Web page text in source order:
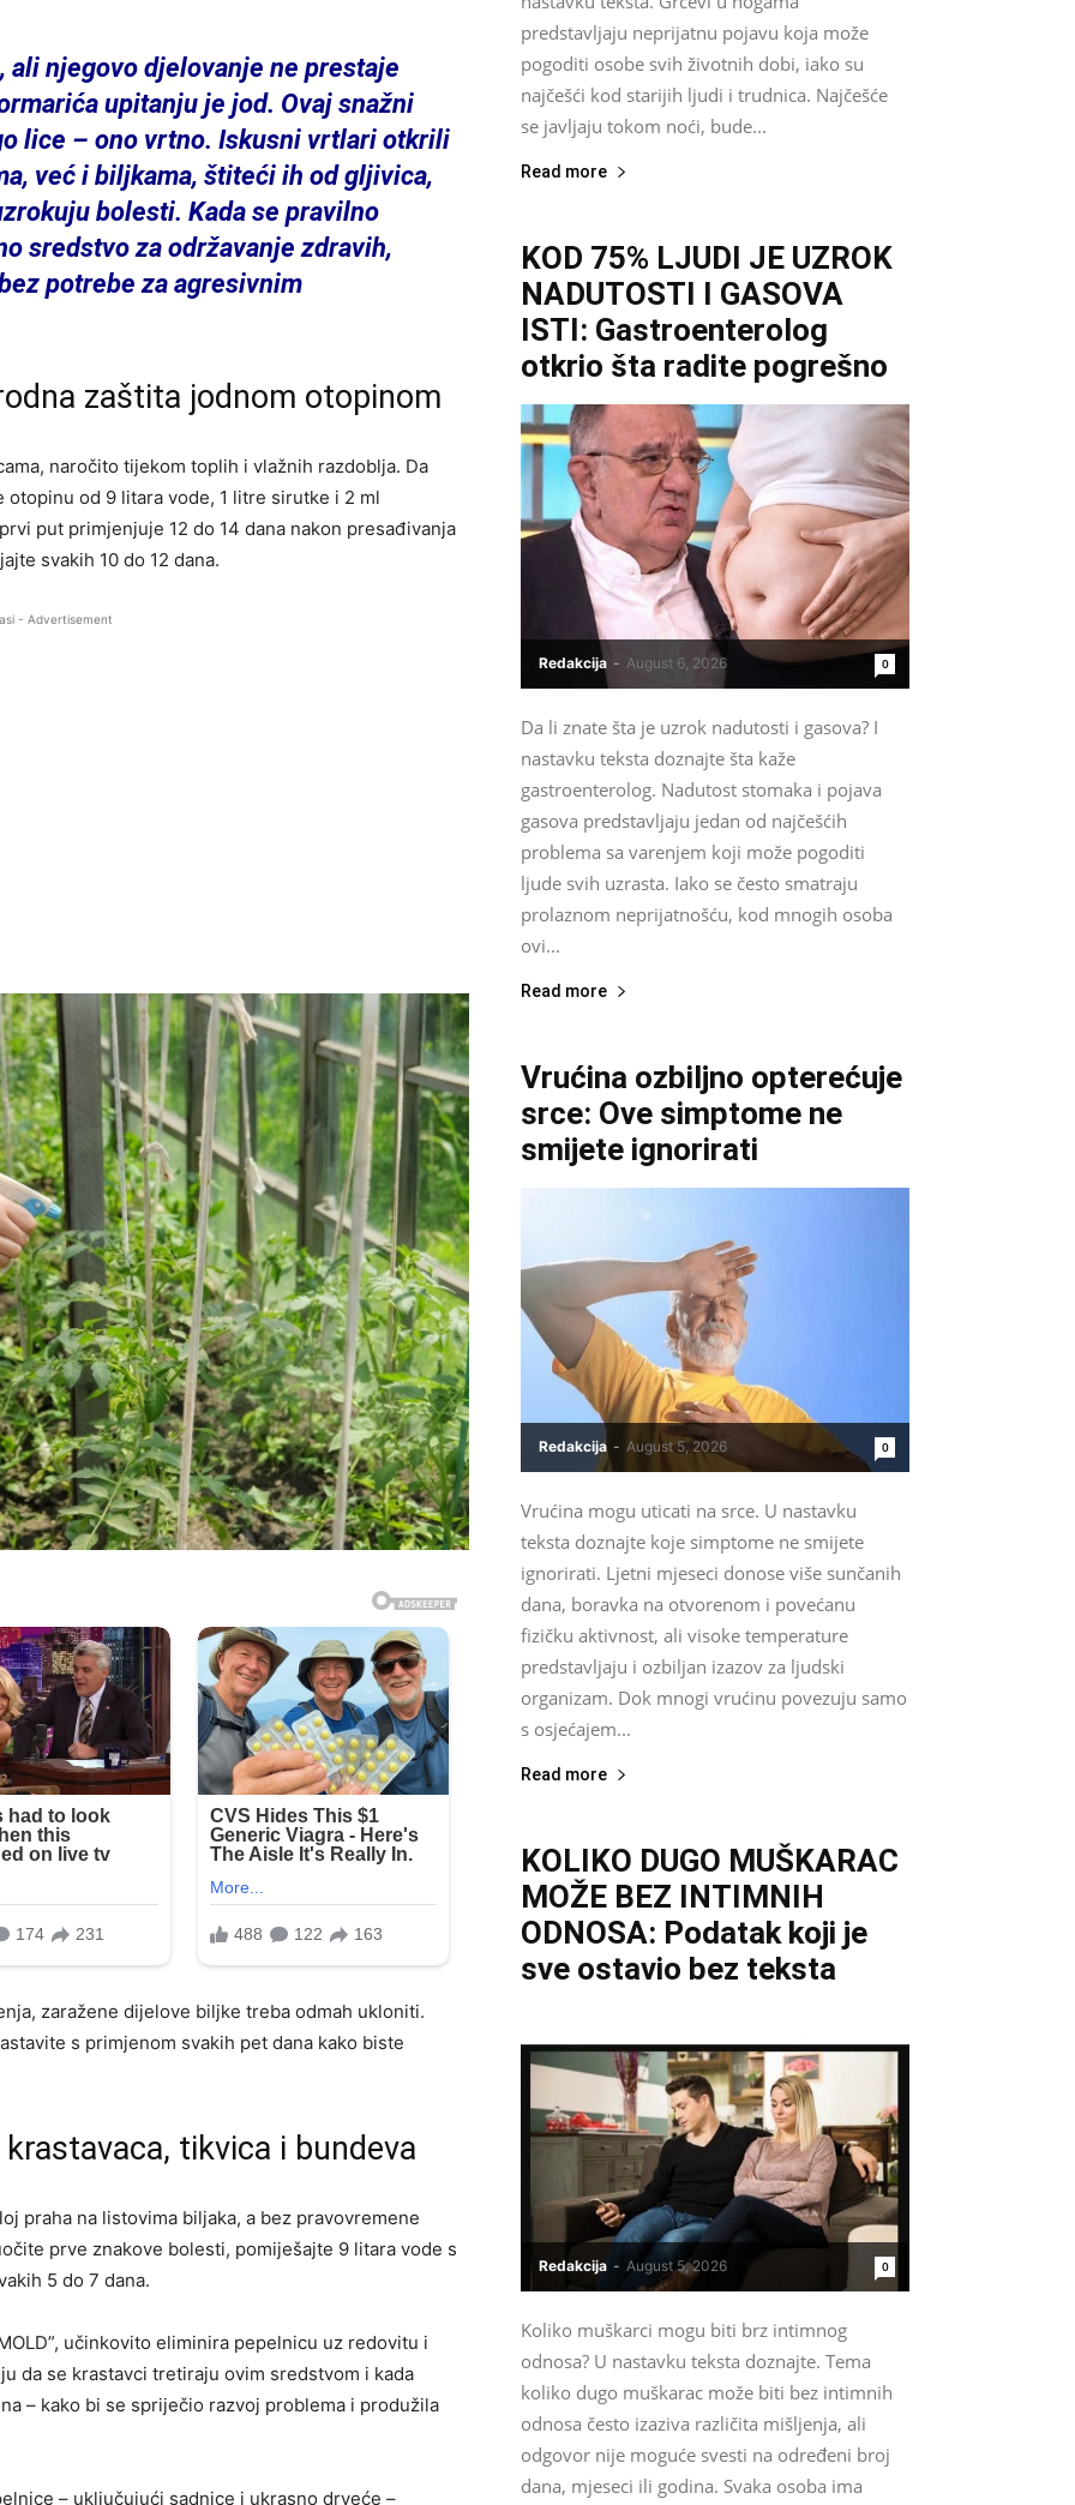
njegovo djelovanje ne prestaje
upitanju je jod. Ovaj snažni
lice – ono vrtno. Iskusni vrtlari otkrili
već i biljkama, štiteći ih od gljivica,
bolesti. Kada se pravilno
sredstvo za održavanje zdravih,
potrebe za agresivnim
zaštita jodnom otopinom
naročito tijekom toplih i vlažnih razdoblja. Da
od 9 litara vode, 1 litre sirutke i 2 ml
put primjenjuje 12 do 14 dana nakon presađivanja
svakih 10 do 12 dana.
- Advertisement
zaražene dijelove biljke treba odmah ukloniti.
s primjenom svakih pet dana kako biste
tikvica i bundeva
praha na listovima biljaka, a bez pravovremene
prve znakove bolesti, pomiješajte 9 litara vode s
5 do 7 dana.
učinkovito eliminira pepelnicu uz redovitu i
da se krastavci tretiraju ovim sredstvom i kada
– kako bi se spriječio razvoj problema i produžila
– uključujući sadnice i ukrasno drveće –
predstavljaju neprijatnu pojavu koja može
pogoditi osobe svih životnih dobi, iako su
najčešći kod starijih ljudi i trudnica. Najčešće
se javljaju tokom noći, bude...
Read more
KOD 75% LJUDI JE UZROK
NADUTOSTI I GASOVA
ISTI: Gastroenterolog
otkrio šta radite pogrešno
Redakcija - August 6, 2026 0
Da li znate šta je uzrok nadutosti i gasova? I
nastavku teksta doznajte šta kaže
gastroenterolog. Nadutost stomaka i pojava
gasova predstavljaju jedan od najčešćih
problema sa varenjem koji može pogoditi
ljude svih uzrasta. Iako se često smatraju
prolaznom neprijatnošću, kod mnogih osoba
ovi...
Read more
Vrućina ozbiljno opterećuje
srce: Ove simptome ne
smijete ignorirati
Redakcija - August 5, 2026 0
Vrućina mogu uticati na srce. U nastavku
teksta doznajte koje simptome ne smijete
ignorirati. Ljetni mjeseci donose više sunčanih
dana, boravka na otvorenom i povećanu
fizičku aktivnost, ali visoke temperature
predstavljaju i ozbiljan izazov za ljudski
organizam. Dok mnogi vrućinu povezuju samo
s osjećajem...
Read more
KOLIKO DUGO MUŠKARAC
MOŽE BEZ INTIMNIH
ODNOSA: Podatak koji je
sve ostavio bez teksta
Redakcija - August 5, 2026 0
Koliko muškarci mogu biti brz intimnog
odnosa? U nastavku teksta doznajte. Tema
koliko dugo muškarac može biti bez intimnih
odnosa često izaziva različita mišljenja, ali
odgovor nije moguće svesti na određeni broj
dana, mjeseci ili godina. Svaka osoba ima